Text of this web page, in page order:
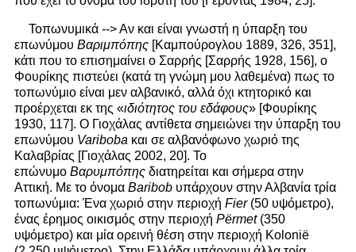
Τοπωνυμικά --> Αν και είναι γνωστή η ύπαρξη του
επωνύμου Βαριμπόπης[Καμπούρογλου 1889, 326, 351],
κάτι που το επισημαίνει ο Σαρρής [Σαρρής 1928, 156], ο
Φουρίκης πιστεύει (κατά τη γνώμη μου λαθεμένα) πως το
τοπωνύμιο είναι μεν αλβανικό, αλλά όχι κτητορικό και
προέρχεται εκ της «ιδιότητος του εδάφους» [Φουρίκης
1930, 117]. Ο Γιοχάλας αντίθετα σημειώνει την ύπαρξη του
επωνύμου Variboba και σε αλβανόφωνο χωριό της
Καλαβρίας [Γιοχάλας 2002, 20]. Το
επώνυμο Βαρυμπόπηςδιατηρείται και σήμερα στην
Αττική. Με το όνομα Baribobυπάρχουν στην Αλβανία τρία
τοπωνύμια: Ένα χωριό στην περιοχή Fier(50 υψόμετρο),
ένας έρημος οικισμός στην περιοχή Përmet(350
υψόμετρο) και μία ορεινή θέση στην περιοχή Kolonië